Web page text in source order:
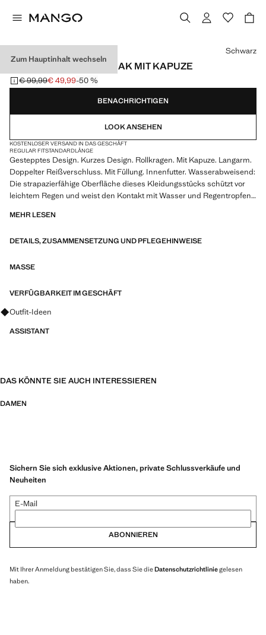
Zum Hauptinhalt wechseln
GEPOLSTERTER ANORAK MIT KAPUZE
Ausgangspreis durchgestrichen [€ 99,99 ]
€ 99,99
Aktueller Preis [€ 49,99 ]
€ 49,99-50 %
Wählen Sie eine Farbe
Schwarz
BENACHRICHTIGEN
LOOK ANSEHEN
KOSTENLOSER VERSAND IN DAS GESCHÄFT
REGULAR FITSTANDARDLÄNGE
Gestepptes Design. Kurzes Design. Rollkragen. Mit Kapuze. Langarm.
Doppelter Reißverschluss. Mit Füllung. Innenfutter. Wasserabweisend:
Die strapazierfähige Oberfläche dieses Kleidungsstücks schützt vor
leichtem Regen und weist den Kontakt mit Wasser und Regentropfen
MEHR LESEN
DETAILS, ZUSAMMENSETZUNG UND PFLEGEHINWEISE
MASSE
VERFÜGBARKEIT IM GESCHÄFT
Fragen zu Looks, Kleidungsstücken und Trends
Outfit-Ideen
ASSISTANT
DAS KÖNNTE SIE AUCH INTERESSIEREN
DAMEN
Sichern Sie sich exklusive Aktionen, private Schlussverkäufe und
Neuheiten
E-Mail
ABONNIEREN
Mit Ihrer Anmeldung bestätigen Sie, dass Sie dieDatenschutzrichtliniegelesen
haben.